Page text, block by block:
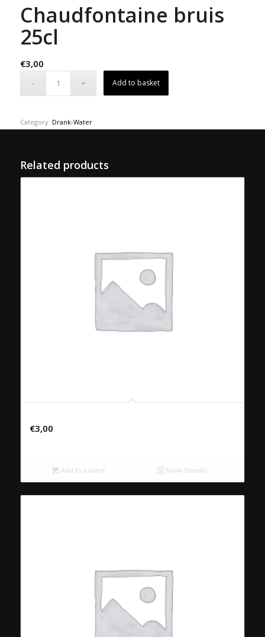
Chaudfontaine bruis
25cl
€3,00
Add to basket
Category: Drank-Water
Related products
€3,00
Add to basket Show Details